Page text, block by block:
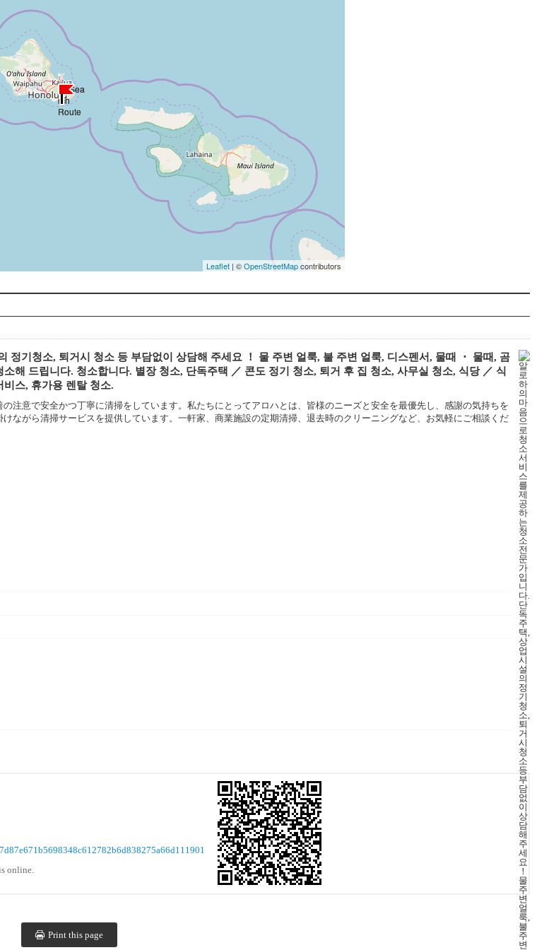
Leaflet | ©OpenStreetMapcontributors
기청소, 퇴거시 청소 등 부담없이 상담해 주세요 ！ 물 주변 얼룩, 불 주변 얼룩, 디스펜서, 물때 ・ 물때, 곰
해 드립니다. 청소합니다. 별장 청소, 단독주택 ／ 콘도 정기 청소, 퇴거 후 집 청소, 사무실 청소, 식당 ／ 식
스, 휴가용 렌탈 청소.
注意で安全かつ丁寧に清掃をしています。私たちにとってアロハとは、皆様のニーズと安全を最優先し、感謝の気持ちを
ながら清掃サービスを提供しています。一軒家、商業施設の定期清掃、退去時のクリーニングなど、お気軽にご相談くだ
online.
Print this page